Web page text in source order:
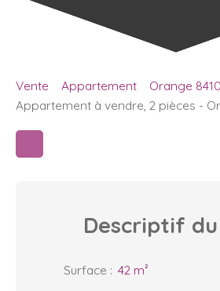
Vente Appartement
Orange
Appartement à vendre, 2 pièces -
Descriptif
Surface : 42 m²